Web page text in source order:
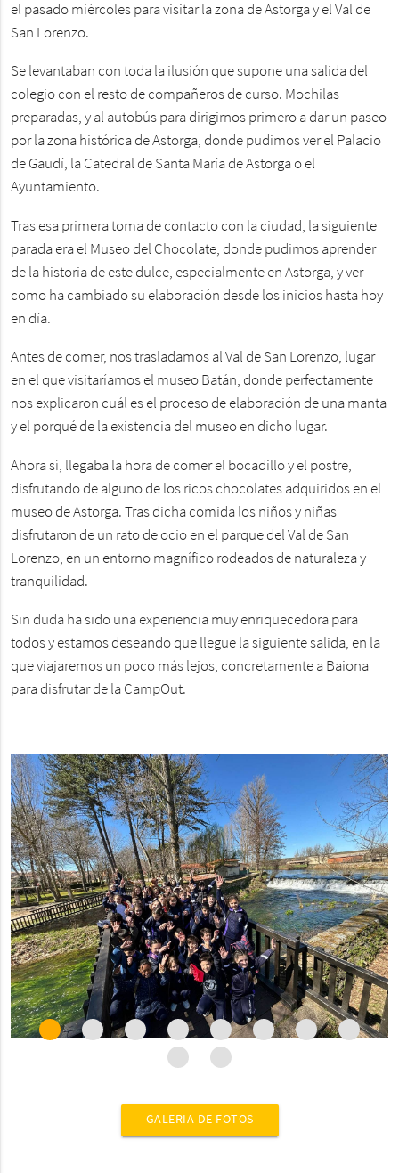
el pasado miércoles para visitar la zona de Astorga y el Val de
San Lorenzo.
Se levantaban con toda la ilusión que supone una salida del
colegio con el resto de compañeros de curso. Mochilas
preparadas, y al autobús para dirigirnos primero a dar un paseo
por la zona histórica de Astorga, donde pudimos ver el Palacio
de Gaudí, la Catedral de Santa María de Astorga o el
Ayuntamiento.
Tras esa primera toma de contacto con la ciudad, la siguiente
parada era el Museo del Chocolate, donde pudimos aprender
de la historia de este dulce, especialmente en Astorga, y ver
como ha cambiado su elaboración desde los inicios hasta hoy
en día.
Antes de comer, nos trasladamos al Val de San Lorenzo, lugar
en el que visitaríamos el museo Batán, donde perfectamente
nos explicaron cuál es el proceso de elaboración de una manta
y el porqué de la existencia del museo en dicho lugar.
Ahora sí, llegaba la hora de comer el bocadillo y el postre,
disfrutando de alguno de los ricos chocolates adquiridos en el
museo de Astorga. Tras dicha comida los niños y niñas
disfrutaron de un rato de ocio en el parque del Val de San
Lorenzo, en un entorno magnífico rodeados de naturaleza y
tranquilidad.
Sin duda ha sido una experiencia muy enriquecedora para
todos y estamos deseando que llegue la siguiente salida, en la
que viajaremos un poco más lejos, concretamente a Baiona
para disfrutar de la CampOut.
GALERIA DE FOTOS